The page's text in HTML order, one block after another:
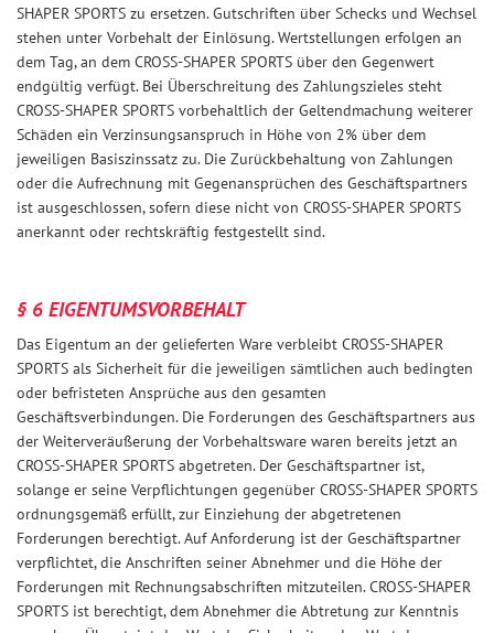
SHAPER SPORTS zu ersetzen. Gutschriften über Schecks und Wechsel
stehen unter Vorbehalt der Einlösung. Wertstellungen erfolgen an
dem Tag, an dem CROSS-SHAPER SPORTS über den Gegenwert
endgültig verfügt. Bei Überschreitung des Zahlungszieles steht
CROSS-SHAPER SPORTS vorbehaltlich der Geltendmachung weiterer
Schäden ein Verzinsungsanspruch in Höhe von 2% über dem
jeweiligen Basiszinssatz zu. Die Zurückbehaltung von Zahlungen
oder die Aufrechnung mit Gegenansprüchen des Geschäftspartners
ist ausgeschlossen, sofern diese nicht von CROSS-SHAPER SPORTS
anerkannt oder rechtskräftig festgestellt sind.
§ 6 EIGENTUMSVORBEHALT
Das Eigentum an der gelieferten Ware verbleibt CROSS-SHAPER
SPORTS als Sicherheit für die jeweiligen sämtlichen auch bedingten
oder befristeten Ansprüche aus den gesamten
Geschäftsverbindungen. Die Forderungen des Geschäftspartners aus
der Weiterveräußerung der Vorbehaltsware waren bereits jetzt an
CROSS-SHAPER SPORTS abgetreten. Der Geschäftspartner ist,
solange er seine Verpflichtungen gegenüber CROSS-SHAPER SPORTS
ordnungsgemäß erfüllt, zur Einziehung der abgetretenen
Forderungen berechtigt. Auf Anforderung ist der Geschäftspartner
verpflichtet, die Anschriften seiner Abnehmer und die Höhe der
Forderungen mit Rechnungsabschriften mitzuteilen. CROSS-SHAPER
SPORTS ist berechtigt, dem Abnehmer die Abtretung zur Kenntnis